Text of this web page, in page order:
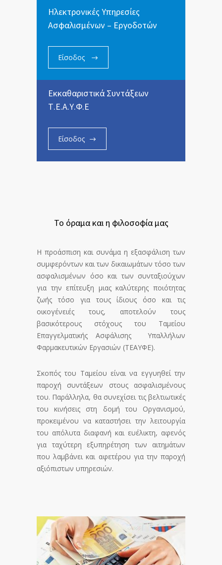
Ηλεκτρονικές Υπηρεσίες
Ασφαλισμένων – Εργοδοτών
Είσοδος
Εκκαθαριστικά Συντάξεων
Τ.Ε.Α.Υ.Φ.Ε
Είσοδος
Το όραμα και η φιλοσοφία μας
Η προάσπιση και συνάμα η εξασφάλιση των
συμφερόντων και των δικαιωμάτων τόσο των
ασφαλισμένων όσο και των συνταξιούχων
για την επίτευξη μιας καλύτερης ποιότητας
ζωής τόσο για τους ίδιους όσο και τις
οικογένειές τους, αποτελούν τους
βασικότερους στόχους του Ταμείου
Επαγγελματικής Ασφάλισης Υπαλλήλων
Φαρμακευτικών Εργασιών (ΤΕΑΥΦΕ).
Σκοπός του Ταμείου είναι να εγγυηθεί την
παροχή συντάξεων στους ασφαλισμένους
του. Παράλληλα, θα συνεχίσει τις βελτιωτικές
του κινήσεις στη δομή του Οργανισμού,
προκειμένου να καταστήσει την λειτουργία
του απόλυτα διαφανή και ευέλικτη, αφενός
για ταχύτερη εξυπηρέτηση των αιτημάτων
που λαμβάνει και αφετέρου για την παροχή
αξιόπιστων υπηρεσιών.